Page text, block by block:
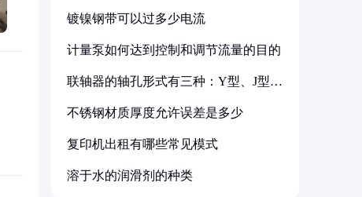
镀镍钢带可以过多少电流
计量泵如何达到控制和调节流量的目的
联轴器的轴孔形式有三种：Y型、J型、
不锈钢材质厚度允许误差是多少
复印机出租有哪些常见模式
溶于水的润滑剂的种类